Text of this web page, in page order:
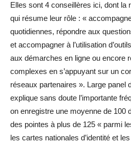
Elles sont 4 conseillères ici, dont la
qui résume leur rôle : «
quotidiennes, répondre aux
et accompagner à l’utilisation
aux démarches en ligne ou encore
complexes en s’appuyant sur un
réseaux partenaires ». Large panel
explique sans doute l’importante
on enregistre une moyenne de 100
des pointes à plus de 125 « parmi
les cartes nationales d’identité et